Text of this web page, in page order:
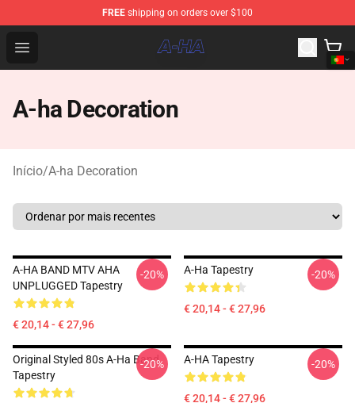
FREE shipping on orders over $100
Open menu
A-ha Store - Official A-ha Merchandise Shop
A-ha Decoration
Início/A-ha Decoration
A-HA BAND MTV AHA
UNPLUGGED Tapestry
€ 20,14 - € 27,96
-20% A-Ha Tapestry
€ 20,14 - € 27,96
-20%
Original Styled 80s A-Ha Band
Tapestry
-20% A-HA Tapestry
€ 20,14 - € 27,96
-20%